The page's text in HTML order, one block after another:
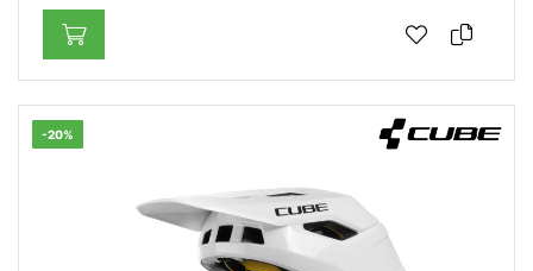
-20%